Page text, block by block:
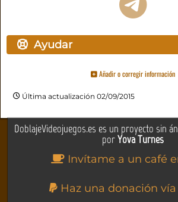
Ayudar
Añadir o corregir información
Última actualización 02/09/2015
DoblajeVideojuegos.es es un proyecto sin
porYova Turnes
Invítame a un café
Haz una donación vía